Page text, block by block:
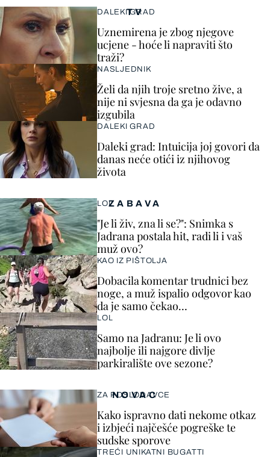
ZABAVA
LOL
"Je li živ, zna li se?": Snimka s
Jadrana postala hit, radi li i vaš
muž ovo?
KAO IZ PIŠTOLJA
Dobacila komentar trudnici bez
noge, a muž ispalio odgovor kao
da je samo čekao…
LOL
Samo na Jadranu: Je li ovo
najbolje ili najgore divlje
parkiralište ove sezone?
TV
DALEKI GRAD
Uznemirena je zbog njegove
ucjene - hoće li napraviti što
traži?
NASLJEDNIK
Želi da njih troje sretno žive, a
nije ni svjesna da ga je odavno
izgubila
DALEKI GRAD
Daleki grad: Intuicija joj govori da
danas neće otići iz njihovog
života
NOVAC
ZA POSLODAVCE
Kako ispravno dati nekome otkaz
i izbjeći najčešće pogreške te
sudske sporove
TREĆI UNIKATNI BUGATTI